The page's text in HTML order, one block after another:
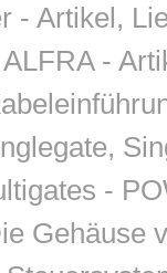
- Artikel,
-
-
Gehäuse